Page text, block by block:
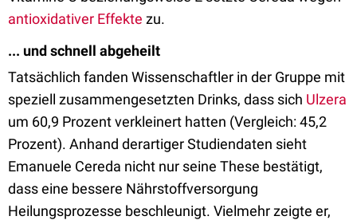
antioxidativer Effekte zu.
... und schnell abgeheilt
Tatsächlich fanden Wissenschaftler in der Gruppe mit
speziell zusammengesetzten Drinks, dass sich Ulzera
um 60,9 Prozent verkleinert hatten (Vergleich: 45,2
Prozent). Anhand derartiger Studiendaten sieht
Emanuele Cereda nicht nur seine These bestätigt,
dass eine bessere Nährstoffversorgung
Heilungsprozesse beschleunigt. Vielmehr zeigte er,